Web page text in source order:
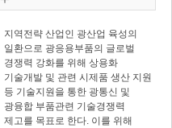
지역전략 산업인 광산업 육성의
일환으로 광응용부품의 글로벌
경쟁력 강화를 위해 상용화
기술개발 및 관련 시제품 생산 지원
등 기술지원을 통한 광통신 및
광융합 부품관련 기술경쟁력
제고를 목표로 한다. 이를 위해